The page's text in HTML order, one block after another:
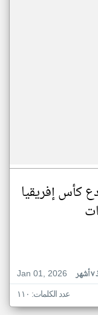
كأس إفريقيا
Jan 01, 2026
عدد الكلمات: ١١٠